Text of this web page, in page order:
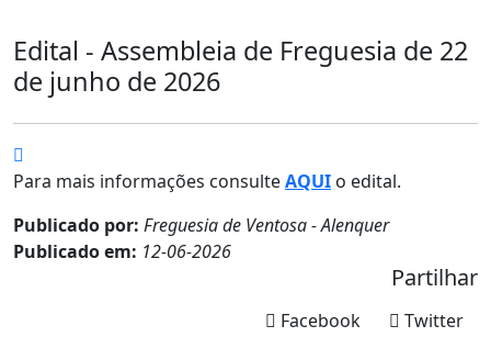
Edital - Assembleia de Freguesia de 22
de junho de 2026
Para mais informações consulteAQUI o edital.
Publicado por: Freguesia de Ventosa - Alenquer
Publicado em: 12-06-2026
Partilhar
Twitter
Facebook